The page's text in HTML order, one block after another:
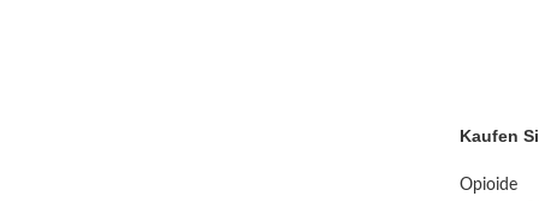
Kaufen
Opioide